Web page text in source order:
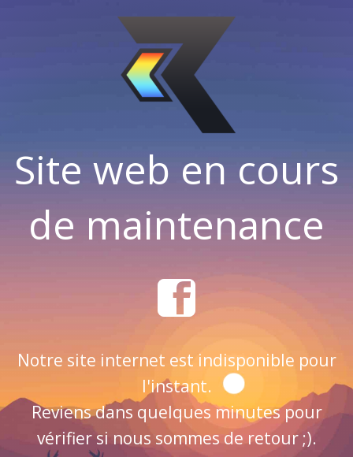
Site web en cours
de maintenance
Notre site internet est indisponible pour
l'instant.
Reviens dans quelques minutes pour
vérifier si nous sommes de retour ;).